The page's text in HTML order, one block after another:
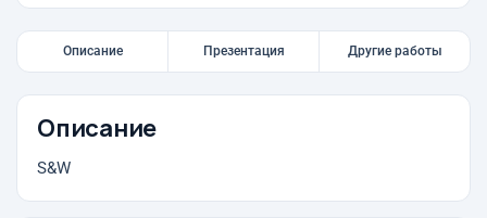
Описание Презентация Другие работы
Описание
S&W